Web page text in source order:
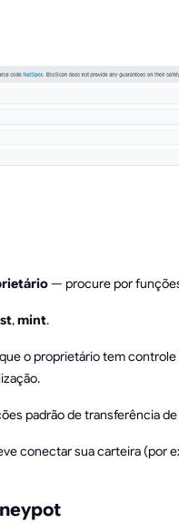
— procure por
,mint.
o proprietário tem
padrão de transferência
conectar sua carteira (por